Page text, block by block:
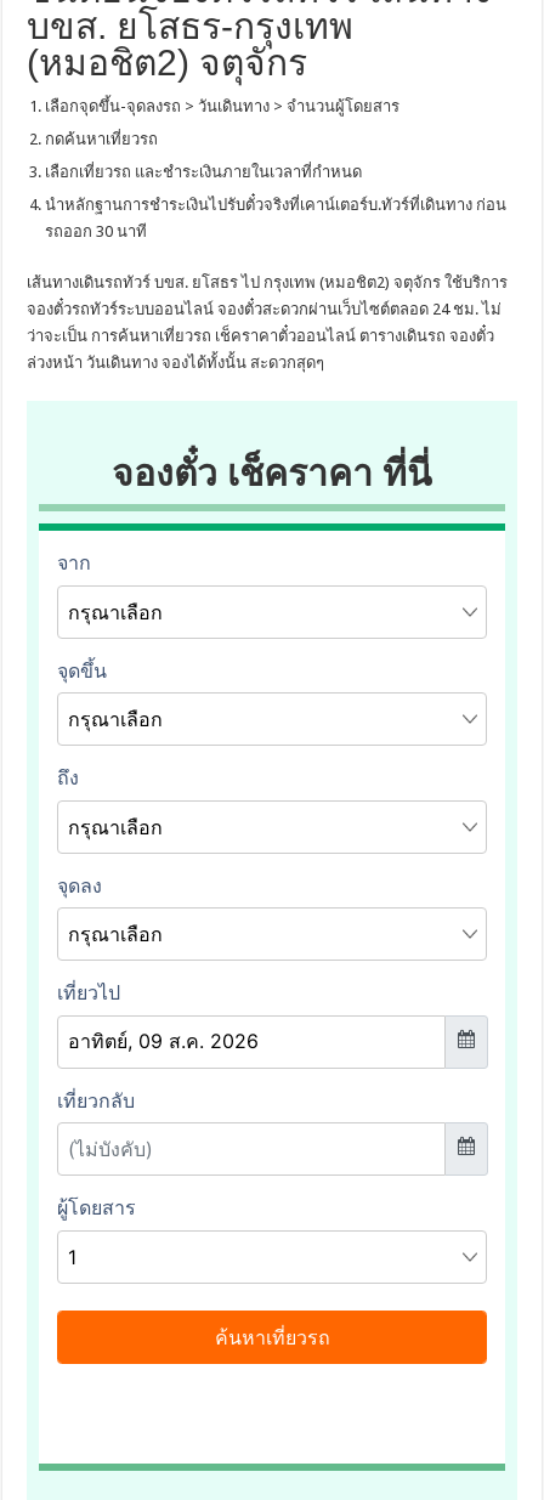
บขส. ยโสธร-กรุงเทพ
(หมอชิต2) จตุจักร
เลือกจุดขึ้น-จุดลงรถ > วันเดินทาง > จำนวนผู้โดยสาร
กดค้นหาเที่ยวรถ
เลือกเที่ยวรถ และชำระเงินภายในเวลาที่กำหนด
นำหลักฐานการชำระเงินไปรับตั๋วจริงที่เคาน์เตอร์บ.ทัวร์ที่เดินทาง ก่อน
รถออก 30 นาที
เส้นทางเดินรถทัวร์ บขส. ยโสธร ไป กรุงเทพ (หมอชิต2) จตุจักร ใช้บริการ
จองตั๋วรถทัวร์ระบบออนไลน์ จองตั๋วสะดวกผ่านเว็บไซต์ตลอด 24 ชม. ไม่
ว่าจะเป็น การค้นหาเที่ยวรถ เช็คราคาตั๋วออนไลน์ ตารางเดินรถ จองตั๋ว
ล่วงหน้า วันเดินทาง จองได้ทั้งนั้น สะดวกสุดๆ
จองตั๋ว เช็คราคา ที่นี่